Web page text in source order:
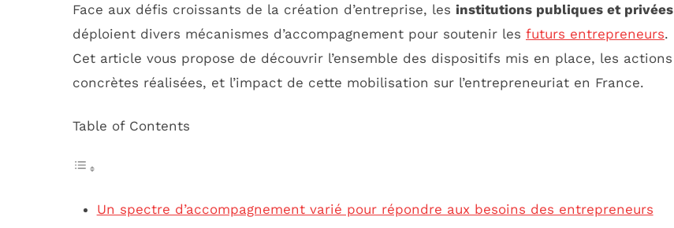
Face aux défis croissants de la création d’entreprise, les institutions publiques et privées
déploient divers mécanismes d’accompagnement pour soutenir les futurs entrepreneurs.
Cet article vous propose de découvrir l’ensemble des dispositifs mis en place, les actions
concrètes réalisées, et l’impact de cette mobilisation sur l’entrepreneuriat en France.
Table of Contents
Un spectre d’accompagnement varié pour répondre aux besoins des entrepreneurs